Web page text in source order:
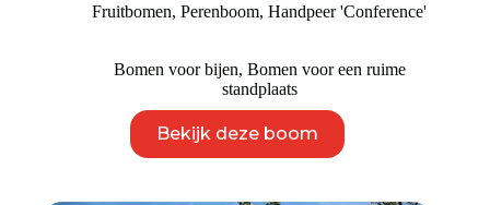
tot
Fruitbomen,Perenboom,Handpeer 'Conference'
Bomen voor bijen, Bomen voor een ruime
standplaats
Bekijk deze boom
product
heeft